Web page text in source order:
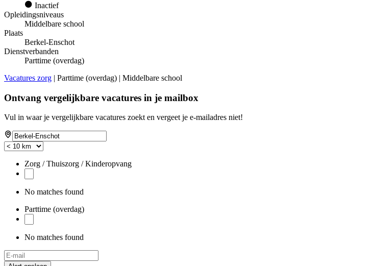
Inactief
Opleidingsniveaus
Middelbare school
Plaats
Berkel-Enschot
Dienstverbanden
Parttime (overdag)
Vacatures zorg | Parttime (overdag) | Middelbare school
Ontvang vergelijkbare vacatures in je mailbox
Vul in waar je vergelijkbare vacatures zoekt en vergeet je e-mailadres niet!
Zorg / Thuiszorg / Kinderopvang
No matches found
Parttime (overdag)
No matches found